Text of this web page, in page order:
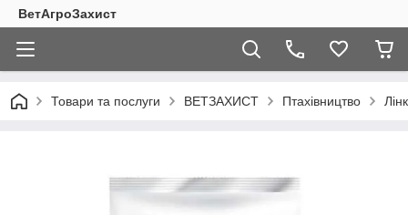
ВетАгроЗахист
Товари та послуги ВЕТЗАХИСТ Птахівництво